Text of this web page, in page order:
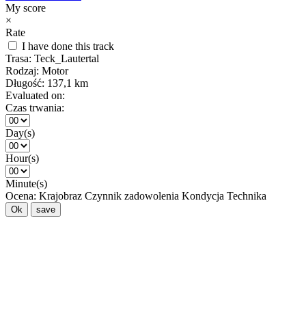
My score
×
Rate
I have done this track
Trasa: Teck_Lautertal
Rodzaj: Motor
Długość: 137,1 km
Evaluated on:
Czas trwania:
Day(s)
Hour(s)
Minute(s)
Ocena: Krajobraz Czynnik zadowolenia Kondycja Technika
Ok save